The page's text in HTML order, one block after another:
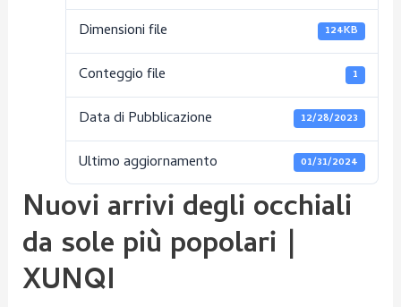
Dimensioni file 124KB
Conteggio file 1
Data di Pubblicazione 12/28/2023
Ultimo aggiornamento 01/31/2024
Nuovi arrivi degli occhiali
da sole più popolari｜
XUNQI